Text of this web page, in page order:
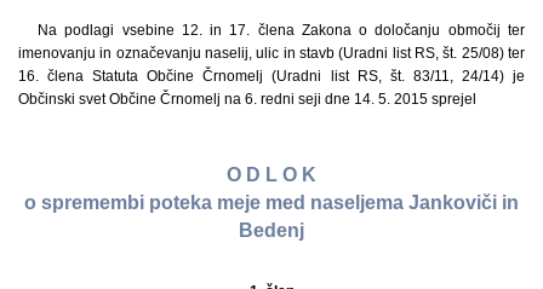
Na podlagi vsebine 12. in 17. člena Zakona o določanju območij ter
imenovanju in označevanju naselij, ulic in stavb (Uradni list RS, št. 25/08) ter
16. člena Statuta Občine Črnomelj (Uradni list RS, št. 83/11, 24/14) je
Občinski svet Občine Črnomelj na 6. redni seji dne 14. 5. 2015 sprejel
O D L O K
o spremembi poteka meje med naseljema Jankoviči in
Bedenj